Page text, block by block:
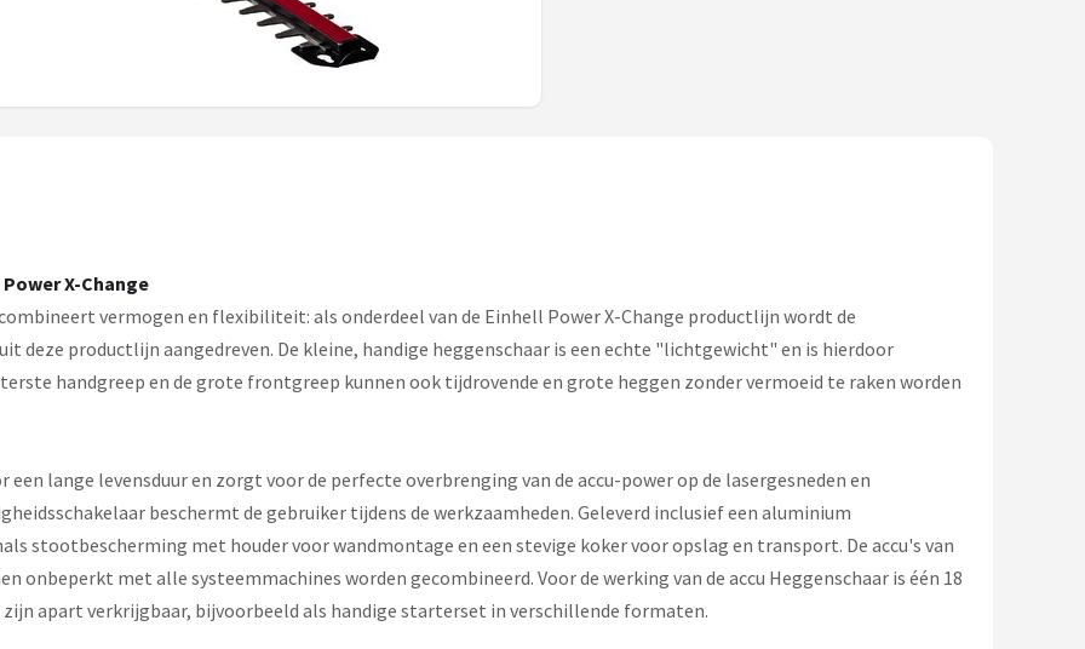
X-Change
combineert vermogen en flexibiliteit: als onderdeel van de Einhell Power X-Change productlijn wordt de
deze productlijn aangedreven. De kleine, handige heggenschaar is een echte "lichtgewicht" en is hierdoor
handgreep en de grote frontgreep kunnen ook tijdrovende en grote heggen zonder vermoeid te raken worden
lange levensduur en zorgt voor de perfecte overbrenging van de accu-power op de lasergesneden en
beschermt de gebruiker tijdens de werkzaamheden. Geleverd inclusief een aluminium
stootbescherming met houder voor wandmontage en een stevige koker voor opslag en transport. De accu's van
onbeperkt met alle systeemmachines worden gecombineerd. Voor de werking van de accu Heggenschaar is één 18
zijn apart verkrijgbaar, bijvoorbeeld als handige starterset in verschillende formaten.